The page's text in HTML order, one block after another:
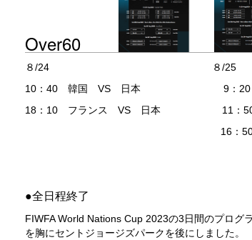
Over60
８/24 ８/25
10：40 韓国 VS 日本 9：20
18：10 フランス VS 日本 11：50
16：50 日本 VS バ
●全日程終了
FIWFA World Nations Cup 2023の3日間のプログ
を胸にセントジョージズパークを後にしました。